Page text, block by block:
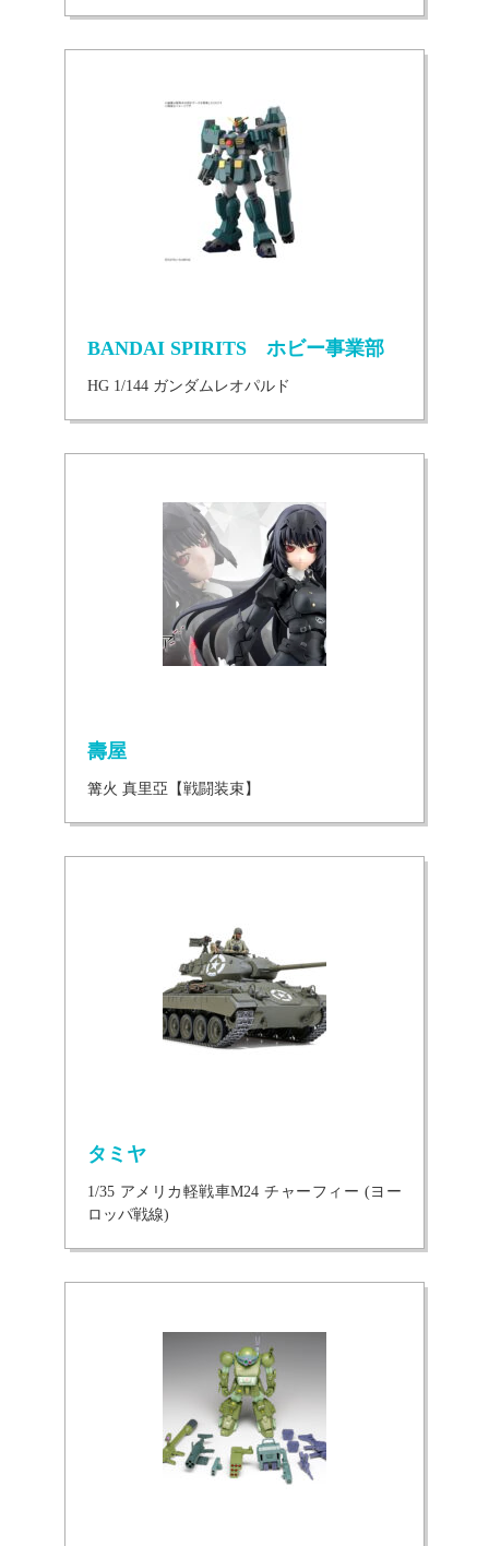
BANDAI SPIRITS ホビー事業部
HG 1/144 ガンダムレオパルド
壽屋
篝火 真里亞【戦闘装束】
タミヤ
1/35 アメリカ軽戦車M24 チャーフィー (ヨー
ロッパ戦線)